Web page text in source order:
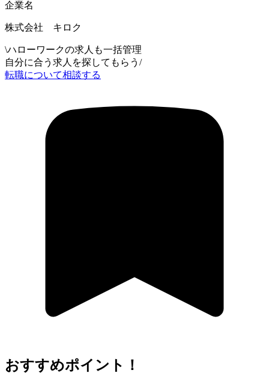
企業名
株式会社 キロク
\ハローワークの求人も一括管理
自分に合う求人を探してもらう /
転職について相談する
おすすめポイント！